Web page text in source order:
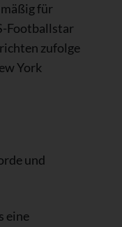
für
Footballstar
zufolge
York
und
eine